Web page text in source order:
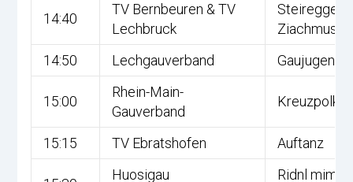
14:40
TV Bernbeuren & TV
Lechbruck
Steiregger,
Ziachmus
14:50
Lechgauverband
15:00
Rhein-Main-
Gauverband
Kreuzpolka
15:15 TV Ebratshofen Auftanz
Huosigau Ridnl mim